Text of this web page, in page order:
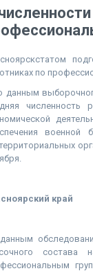
по
данным
военной
край
состава